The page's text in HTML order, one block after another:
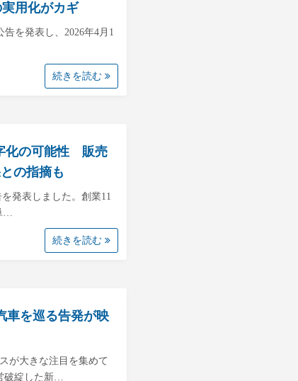
用化がカギ
を発表し、2026年4月1
続きを読む
化の可能性 販売
の指摘も
発表しました。創業11
…
続きを読む
車を巡る告発が映
が大きな注目を集めて
破綻した新…